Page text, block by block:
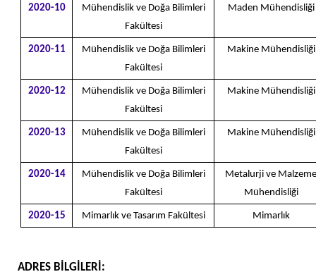
2020-10
Mühendislik ve Doğa Bilimleri
Fakültesi
Maden Mühendisliği
2020-11
Mühendislik ve Doğa Bilimleri
Fakültesi
Makine Mühendisliği
2020-12
Mühendislik ve Doğa Bilimleri
Fakültesi
Makine Mühendisliği
2020-13
Mühendislik ve Doğa Bilimleri
Fakültesi
Makine Mühendisliği
2020-14
Mühendislik ve Doğa Bilimleri
Fakültesi
Metalurji ve Malzeme
Mühendisliği
2020-15 Mimarlık ve Tasarım Fakültesi Mimarlık
ADRES BİLGİLERİ: